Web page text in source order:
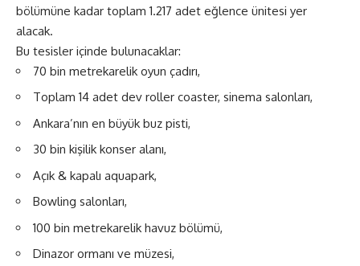
bölümüne kadar toplam 1.217 adet eğlence ünitesi yer
alacak.
Bu tesisler içinde bulunacaklar:
70 bin metrekarelik oyun çadırı,
Toplam 14 adet dev roller coaster, sinema salonları,
Ankara’nın en büyük buz pisti,
30 bin kişilik konser alanı,
Açık & kapalı aquapark,
Bowling salonları,
100 bin metrekarelik havuz bölümü,
Dinazor ormanı ve müzesi,